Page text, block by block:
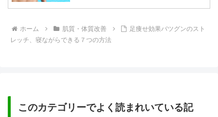
ホーム 肌質・体質改善
足痩せ効果バツグンのスト
レッチ、寝ながらできる７つの方法
このカテゴリーでよく読まれいている記